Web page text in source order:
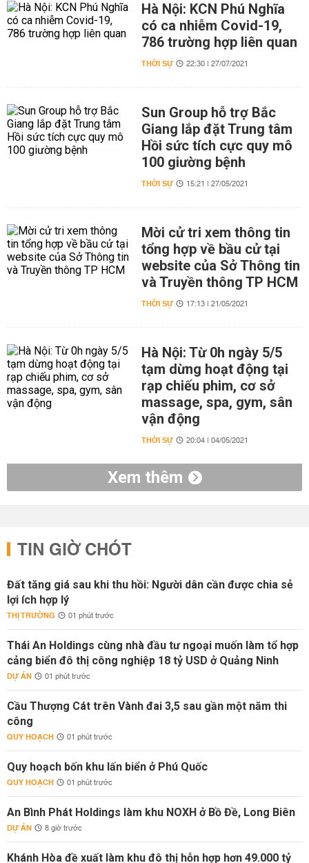
Hà Nội: KCN Phú Nghĩa
có ca nhiễm Covid-19,
786 trường hợp liên quan
THỜI SỰ 22:30 | 27/07/2021
Sun Group hỗ trợ Bắc
Giang lắp đặt Trung tâm
Hồi sức tích cực quy mô
100 giường bệnh
THỜI SỰ 15:21 | 27/05/2021
Mời cử tri xem thông tin
tổng hợp về bầu cử tại
website của Sở Thông tin
và Truyền thông TP HCM
THỜI SỰ 17:13 | 21/05/2021
Hà Nội: Từ 0h ngày 5/5
tạm dừng hoạt động tại
rạp chiếu phim, cơ sở
massage, spa, gym, sân
vận động
THỜI SỰ 20:04 | 04/05/2021
Xem thêm
TIN GIỜ CHÓT
Đất tăng giá sau khi thu hồi: Người dân cần được chia sẻ
lợi ích hợp lý
THỊ TRƯỜNG 01 phút trước
Thái An Holdings cùng nhà đầu tư ngoại muốn làm tổ hợp
cảng biển đô thị công nghiệp 18 tỷ USD ở Quảng Ninh
DỰ ÁN 01 phút trước
Cầu Thượng Cát trên Vành đai 3,5 sau gần một năm thi
công
QUY HOẠCH 01 phút trước
Quy hoạch bốn khu lấn biển ở Phú Quốc
QUY HOẠCH 01 phút trước
An Bình Phát Holdings làm khu NOXH ở Bồ Đề, Long Biên
DỰ ÁN 8 giờ trước
Khánh Hòa đề xuất làm khu đô thị hỗn hợp hơn 49.000 tỷ